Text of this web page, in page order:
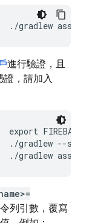
進行驗證，且
證，請加入
export
./gradlew --stop
./gradlew
列引數，覆寫